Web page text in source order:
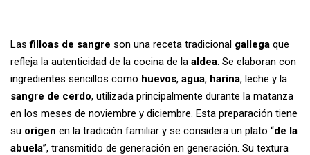
Lasfilloas de sangre son una receta tradicional gallega que
refleja la autenticidad de la cocina de la aldea . Se elaboran con
ingredientes sencillos como huevos, agua, harina, leche y la
sangre de cerdo, utilizada principalmente durante la matanza
en los meses de noviembre y diciembre. Esta preparación tiene
su origen en la tradición familiar y se considera un plato “de la
abuela”, transmitido de generación en generación. Su textura